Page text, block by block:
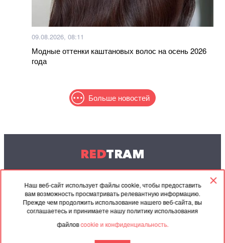
Наш веб-сайт использует файлы cookie, чтобы предоставить
вам возможность просматривать релевантную информацию.
Прежде чем продолжить использование нашего веб-сайта, вы
соглашаетесь и принимаете нашу политику использования
файловcookie и конфиденциальность.
09.08.2026, 08:11
Модные оттенки каштановых волос на осень 2026
года
Больше новостей
REDTRAM
© 2004-2026 Redtram, Ltd.
Сотрудничество
Партнёрские
материалы
Архив
Соглашение
Контакты